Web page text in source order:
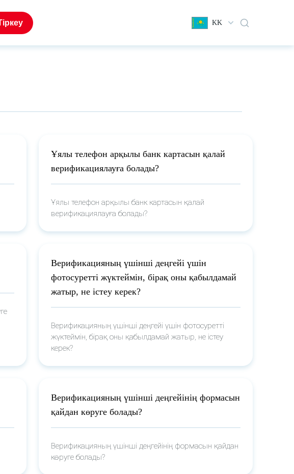
KK
Ұялы телефон арқылы банк картасын қалай
верификациялауға болады?
Ұялы телефон арқылы банк картасын қалай
верификациялауға болады?
Верификацияның үшінші деңгейі үшін
фотосуретті жүктеймін, бірақ оны қабылдамай
жатыр, не істеу керек?
Верификацияның үшінші деңгейі үшін фотосуретті
жүктеймін, бірақ оны қабылдамай жатыр, не істеу
керек?
Верификацияның үшінші деңгейінің формасын
қайдан көруге болады?
Верификацияның үшінші деңгейінің формасын қайдан
көруге болады?